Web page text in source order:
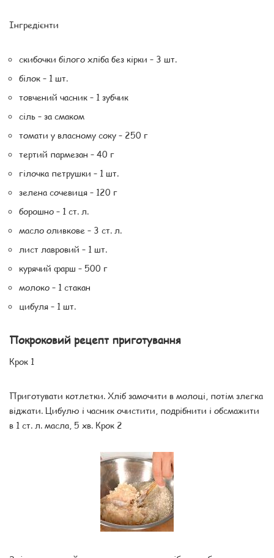
Інгредієнти
скибочки білого хліба без кірки – 3 шт.
білок – 1 шт.
товчений часник – 1 зубчик
сіль – за смаком
томати у власному соку – 250 г
тертий пармезан – 40 г
гілочка петрушки – 1 шт.
зелена сочевиця – 120 г
борошно – 1 ст. л.
масло оливкове – 3 ст. л.
лист лавровий – 1 шт.
курячий фарш – 500 г
молоко – 1 стакан
цибуля – 1 шт.
Покроковий рецепт приготування
Крок 1
Приготувати котлетки. Хліб замочити в молоці, потім злегка
віджати. Цибулю і часник очистити, подрібнити і обсмажити
в 1 ст. л. масла, 5 хв. Крок 2